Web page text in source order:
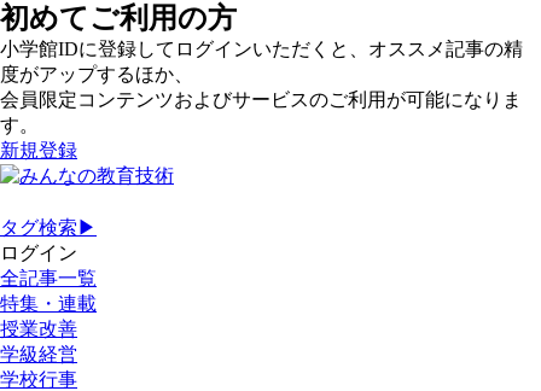
初めてご利用の方
小学館IDに登録してログインいただくと、オススメ記事の精
度がアップするほか、
会員限定コンテンツおよびサービスのご利用が可能になりま
す。
新規登録
タグ検索▶
ログイン
全記事一覧
特集・連載
授業改善
学級経営
学校行事